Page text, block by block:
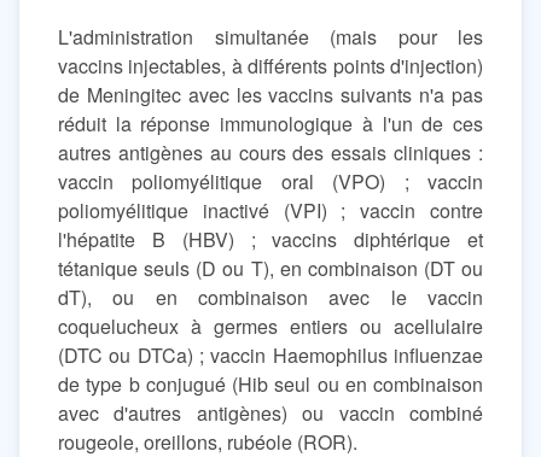
L'administration simultanée (mais pour les
vaccins injectables, à différents points d'injection)
de Meningitec avec les vaccins suivants n'a pas
réduit la réponse immunologique à l'un de ces
autres antigènes au cours des essais cliniques :
vaccin poliomyélitique oral (VPO) ; vaccin
poliomyélitique inactivé (VPI) ; vaccin contre
l'hépatite B (HBV) ; vaccins diphtérique et
tétanique seuls (D ou T), en combinaison (DT ou
dT), ou en combinaison avec le vaccin
coquelucheux à germes entiers ou acellulaire
(DTC ou DTCa) ; vaccin Haemophilus influenzae
de type b conjugué (Hib seul ou en combinaison
avec d'autres antigènes) ou vaccin combiné
rougeole, oreillons, rubéole (ROR).